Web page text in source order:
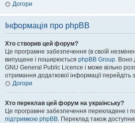
Догори
Інформація про phpBB
Хто створив цей форум?
Це програмне забезпечення (в своїй
випущене і поширюється phpBB Group. Воно
GNU General Public Licence і може вільно
отримання додаткової інформації
Догори
Хто переклав цей форум на українську?
Це програмне забезпечення перекладене і
підтримкою phpBB. Переклад також